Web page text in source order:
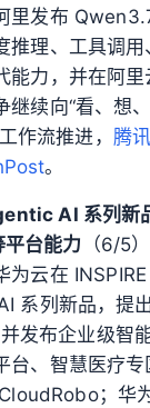
里发布
推理、工具调用
能力，并在阿里
继续向“看、想
作流推进， 腾
。
AI 系列新
台能力 （6/5）
为云在
系列新品，提
发布企业级智
台、智慧医疗专
；华